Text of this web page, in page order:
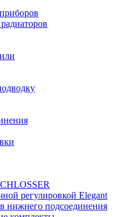
регулировкой Elegant
нижнего подсоединения